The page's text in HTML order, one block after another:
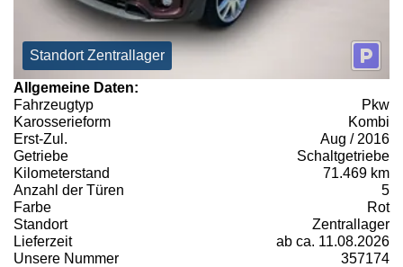
Standort Zentrallager
Allgemeine Daten:
Fahrzeugtyp
Pkw
Karosserieform
Kombi
Erst-Zul.
Aug / 2016
Getriebe
Schaltgetriebe
Kilometerstand
71.469 km
Anzahl der Türen
5
Farbe
Rot
Standort
Zentrallager
Lieferzeit
ab ca. 11.08.2026
Unsere Nummer
357174